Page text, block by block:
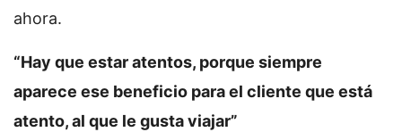
ahora.
“Hay que estar atentos, porque siempre
aparece ese beneficio para el cliente que está
atento, al que le gusta viajar”